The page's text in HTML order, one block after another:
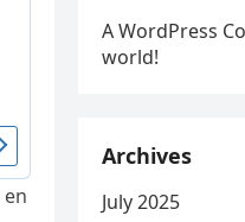
A WordPress
world!
Archives
July 2025